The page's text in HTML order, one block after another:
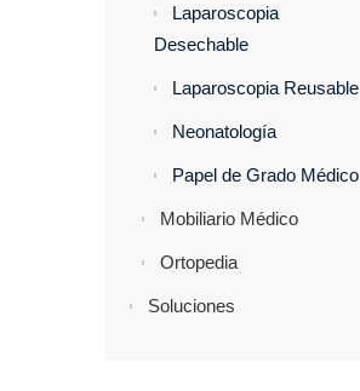
Laparoscopia
Desechable
Laparoscopia Reusable
Neonatología
Papel de Grado Médico
Mobiliario Médico
Ortopedia
Soluciones